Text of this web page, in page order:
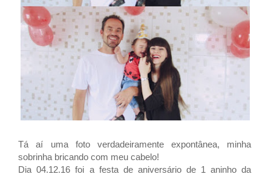
Tá aí uma foto verdadeiramente expontânea, minha
sobrinha bricando com meu cabelo!
Dia 04.12.16 foi a festa de aniversário de 1 aninho da